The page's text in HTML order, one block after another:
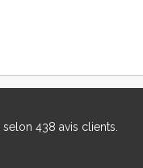
selon 438 avis clients.